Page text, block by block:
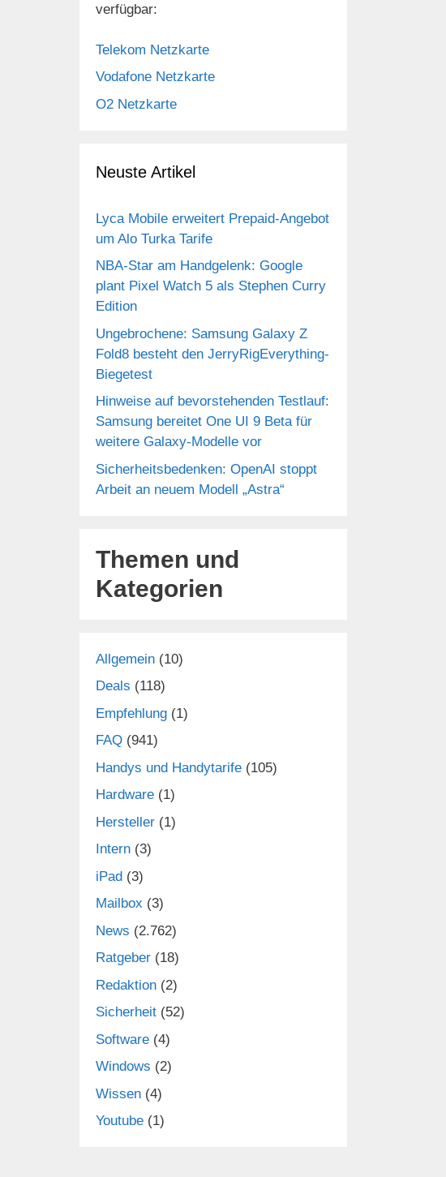
verfügbar:
Telekom Netzkarte
Vodafone Netzkarte
O2 Netzkarte
Neuste Artikel
Lyca Mobile erweitert Prepaid-Angebot
um Alo Turka Tarife
NBA-Star am Handgelenk: Google
plant Pixel Watch 5 als Stephen Curry
Edition
Ungebrochene: Samsung Galaxy Z
Fold8 besteht den JerryRigEverything-
Biegetest
Hinweise auf bevorstehenden Testlauf:
Samsung bereitet One UI 9 Beta für
weitere Galaxy-Modelle vor
Sicherheitsbedenken: OpenAI stoppt
Arbeit an neuem Modell „Astra“
Themen und
Kategorien
Allgemein (10)
Deals (118)
Empfehlung (1)
FAQ (941)
Handys und Handytarife (105)
Hardware (1)
Hersteller (1)
Intern (3)
iPad (3)
Mailbox (3)
News (2.762)
Ratgeber (18)
Redaktion (2)
Sicherheit (52)
Software (4)
Windows (2)
Wissen (4)
Youtube (1)